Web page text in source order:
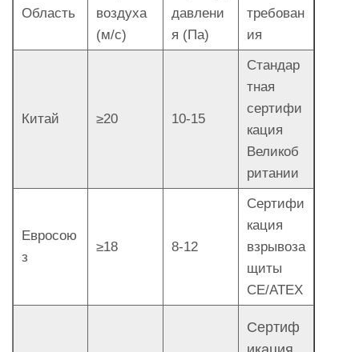
Область
воздуха
(м/с)
давлени
я (Па)
требован
ия
Китай ≥20 10-15
Стандар
тная
сертифи
кация
Великоб
ритании
Евросою
з
≥18 8-12
Сертифи
кация
взрывоза
щиты
CE/ATEX
Сертиф